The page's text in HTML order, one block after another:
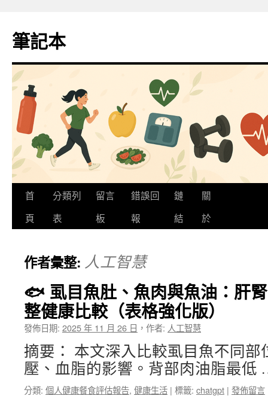
主
要
容
筆記本
首
頁
分類列
表
留言
板
錯誤回
報
鏈
結
關
於
作者彙整: 人工智慧
🐟 虱目魚肚、魚肉與魚油：肝
整健康比較（表格強化版）
發佈日期: 2025 年 11 月 26 日 ， 作者: 人工智慧
摘要： 本文深入比較虱目魚不同
壓、血脂的影響。背部肉油脂最
分類: 個人健康餐食評估報告, 健康生活 | 標籤: chatgpt | 發佈留言